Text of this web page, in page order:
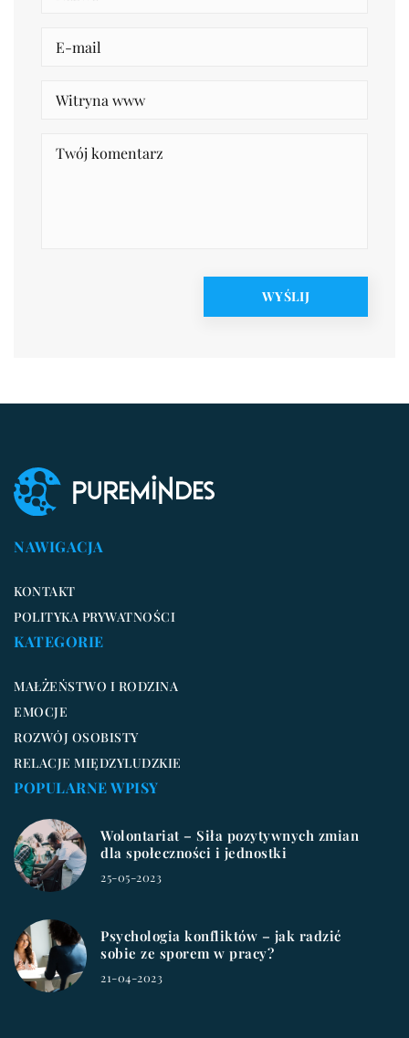
NAWIGACJA
KONTAKT
POLITYKA PRYWATNOŚCI
KATEGORIE
MAŁŻEŃSTWO I RODZINA
EMOCJE
ROZWÓJ OSOBISTY
RELACJE MIĘDZYLUDZKIE
POPULARNE WPISY
Wolontariat – Siła pozytywnych zmian
dla społeczności i jednostki
25-05-2023
Psychologia konfliktów – jak radzić
sobie ze sporem w pracy?
21-04-2023